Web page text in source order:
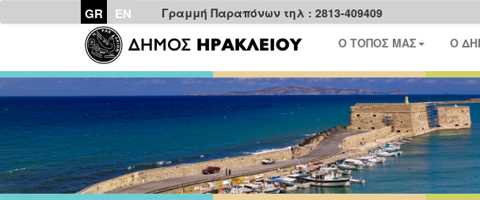
GR EN Γραμμή Παραπόνων τηλ : 2813-409409
Ο ΤΟΠΟΣ ΜΑΣ Ο